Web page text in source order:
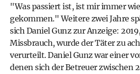
"Was passiert ist, ist mir immer
gekommen." Weitere zwei Jahre
sich Daniel Gunz zur Anzeige:
Missbrauch, wurde der Täter zu
verurteilt. Daniel Gunz war einer
denen sich der Betreuer zwischen